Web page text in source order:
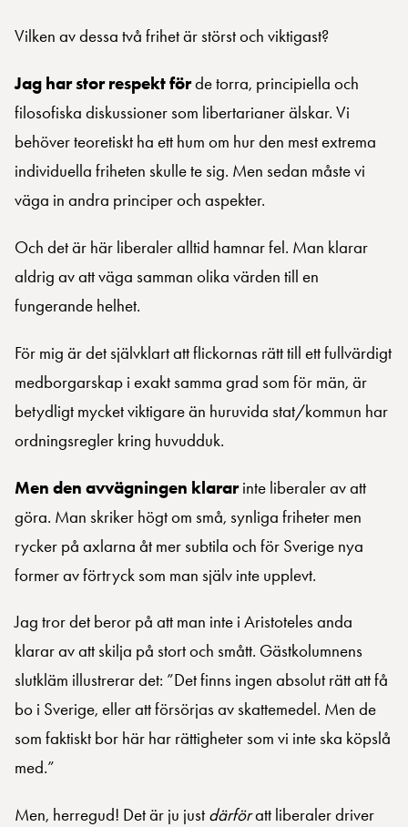
Vilken av dessa två frihet är störst och viktigast?
Jag har stor respekt förde torra, principiella och
filosofiska diskussioner som libertarianer älskar. Vi
behöver teoretiskt ha ett hum om hur den mest extrema
individuella friheten skulle te sig. Men sedan måste vi
väga in andra principer och aspekter.
Och det är här liberaler alltid hamnar fel. Man klarar
aldrig av att väga samman olika värden till en
fungerande helhet.
För mig är det självklart att flickornas rätt till ett fullvärdigt
medborgarskap i exakt samma grad som för män, är
betydligt mycket viktigare än huruvida stat/kommun har
ordningsregler kring huvudduk.
Men den avvägningen klararinte liberaler av att
göra. Man skriker högt om små, synliga friheter men
rycker på axlarna åt mer subtila och för Sverige nya
former av förtryck som man själv inte upplevt.
Jag tror det beror på att man inte i Aristoteles anda
klarar av att skilja på stort och smått. Gästkolumnens
slutkläm illustrerar det: ”Det finns ingen absolut rätt att få
bo i Sverige, eller att försörjas av skattemedel. Men de
som faktiskt bor här har rättigheter som vi inte ska köpslå
med.”
Men, herregud! Det är ju just därföratt liberaler driver